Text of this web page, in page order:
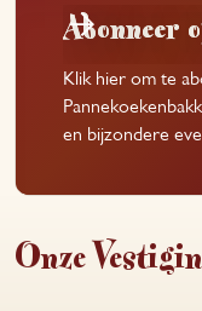
Abonneer
Klik hier om te
en bijzondere
Onze